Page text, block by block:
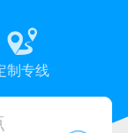
制专线